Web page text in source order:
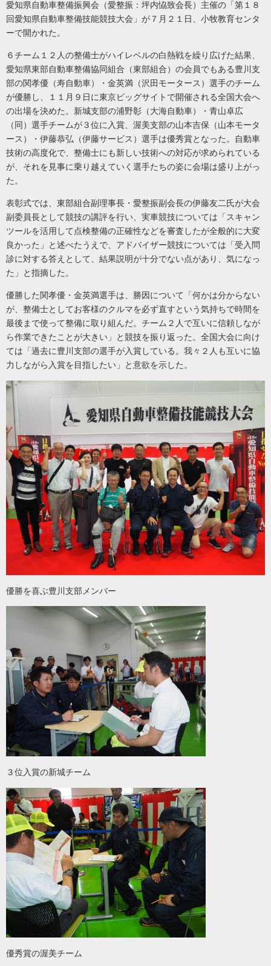
愛知県自動車整備振興会（愛整振：坪内恊致会長）主催の「第１８
回愛知県自動車整備技能競技大会」が７月２１日、小牧教育センタ
ーで開かれた。
６チーム１２人の整備士がハイレベルの白熱戦を繰り広げた結果、
愛知県東部自動車整備協同組合（東部組合）の会員でもある豊川支
部の関孝優（寿自動車）・金英満（沢田モータース）選手のチーム
が優勝し、１１月９日に東京ビッグサイトで開催される全国大会へ
の出場を決めた。 新城支部の浦野彰（大海自動車）・青山卓広
（同）選手チームが３位に入賞、 渥美支部の山本吉保（山本モータ
ース）・伊藤恭弘（伊藤サービス）選手は優秀賞となった。自動車
技術の高度化で、整備士にも新しい技術への対応が求められている
が、それを見事に乗り越えていく選手たちの姿に会場は盛り上がっ
た。
表彰式では、東部組合副理事長・愛整振副会長の伊藤友二氏が大会
副委員長として競技の講評を行い、実車競技については「スキャン
ツールを活用して点検整備の正確性などを審査したが全般的に大変
良かった」と述べたうえで、アドバイザー競技については「受入問
診に対する答えとして、結果説明が十分でない点があり、気になっ
た」と指摘した。
優勝した 関孝優・金英満選手は、勝因について「何かは分からない
が、整備士としてお客様のクルマを必ず直すという気持ちで時間を
最後まで使って整備に取り組んだ。チーム２人で互いに信頼しなが
ら作業できたことが大きい」と競技を振り返った。全国大会に向け
ては「過去に豊川支部の選手が入賞している。我々２人も互いに協
力しながら入賞を目指したい」と意欲を示した。
優勝を喜ぶ豊川支部メンバー
３位入賞の新城チーム
優秀賞の渥美チーム